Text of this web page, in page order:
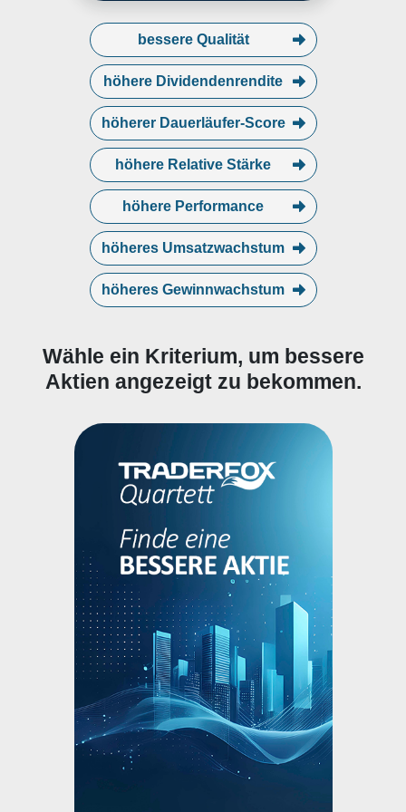
bessere Qualität
höhere Dividendenrendite
höherer Dauerläufer-Score
höhere Relative Stärke
höhere Performance
höheres Umsatzwachstum
höheres Gewinnwachstum
Wähle ein Kriterium, um bessere
Aktien angezeigt zu bekommen.